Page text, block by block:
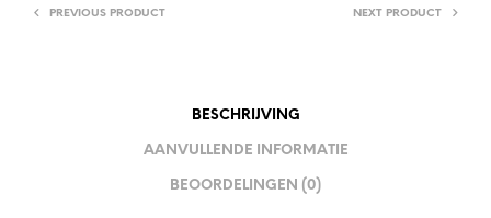
PREVIOUS PRODUCT NEXT PRODUCT
BESCHRIJVING
AANVULLENDE INFORMATIE
BEOORDELINGEN (0)